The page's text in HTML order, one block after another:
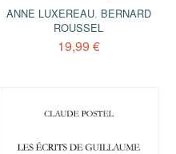
ANNE LUXEREAU, BERNARD
ROUSSEL
19,99 €